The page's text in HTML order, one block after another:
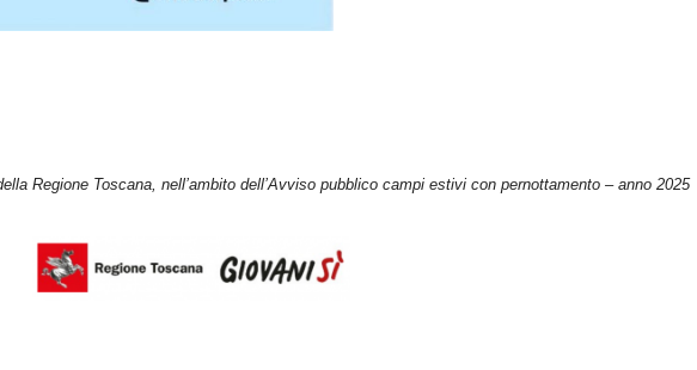
Regione Toscana, nell’ambito dell’Avviso pubblico campi estivi con pernottamento – anno 2025